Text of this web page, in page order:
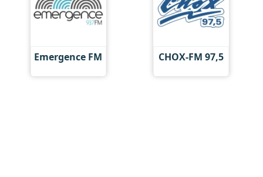
Emergence FM CHOX-FM 97,5